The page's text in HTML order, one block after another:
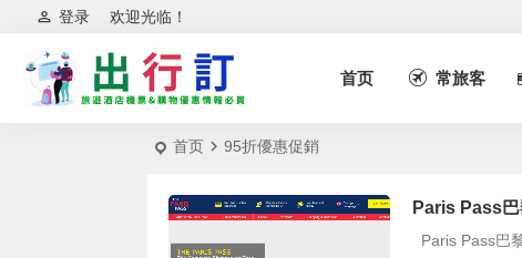
欢迎光临！
登录
首页 常旅客
首页 95折優惠促銷
Paris Pass
Paris Pass巴